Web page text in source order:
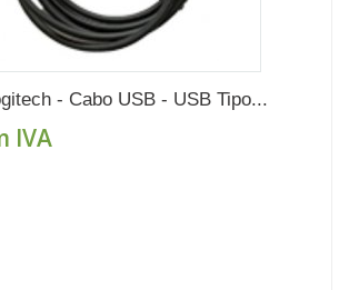
- Cabo USB - USB Tipo...
IVA